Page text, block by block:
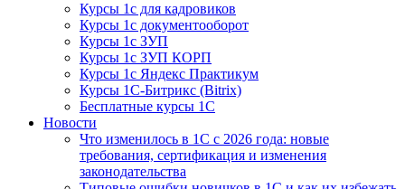
Курсы 1с для кадровиков
Курсы 1с документооборот
Курсы 1с ЗУП
Курсы 1с ЗУП КОРП
Курсы 1с Яндекс Практикум
Курсы 1С-Битрикс (Bitrix)
Бесплатные курсы 1С
Новости
Что изменилось в 1С с 2026 года: новые
требования, сертификация и изменения
законодательства